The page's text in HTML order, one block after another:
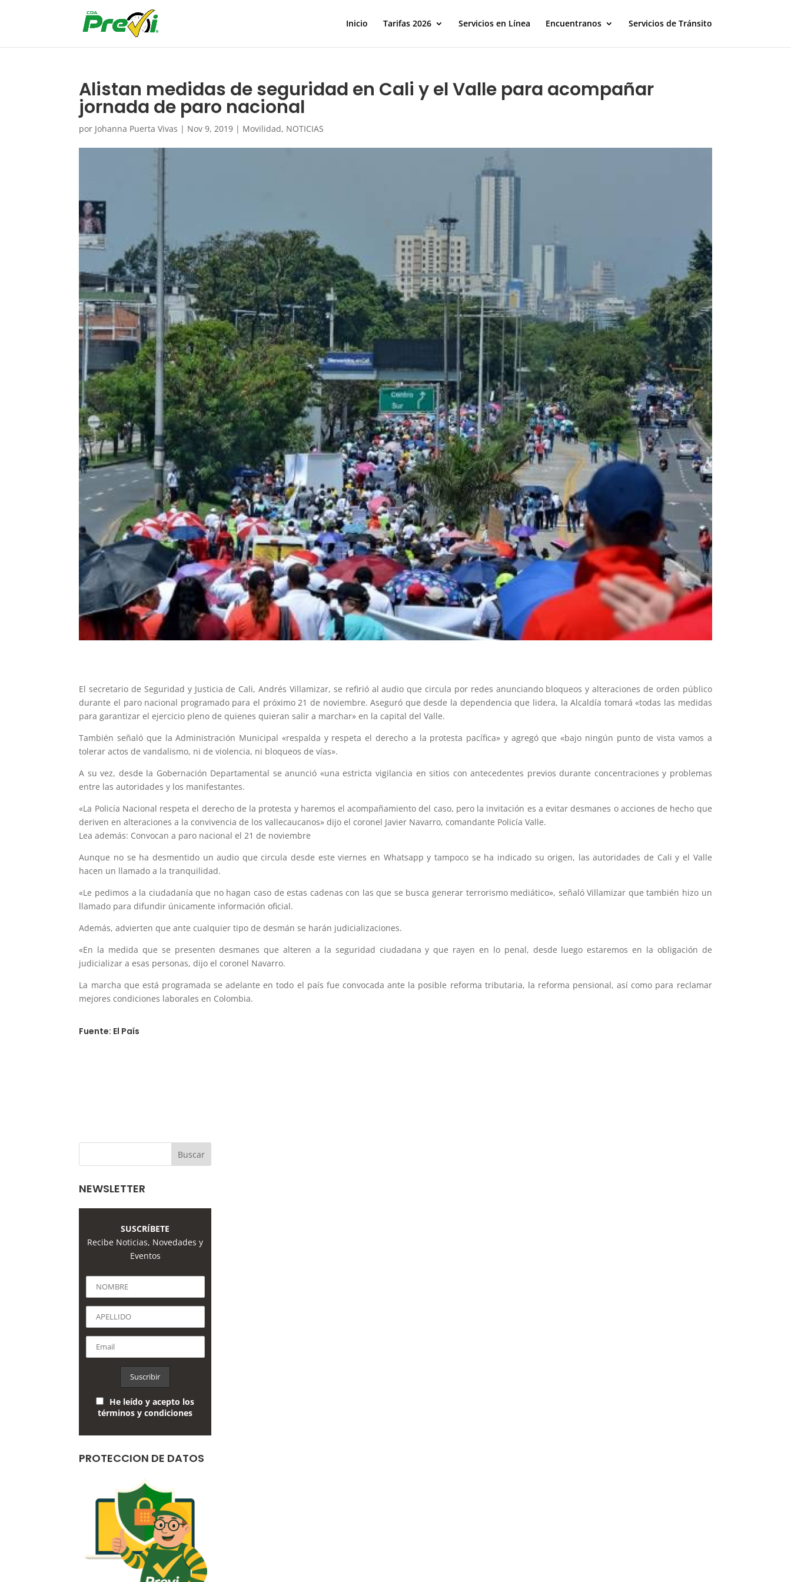
Inicio Tarifas 2026 Servicios en Línea Encuentranos Servicios de Tránsito
Alistan medidas de seguridad en Cali y el Valle para acompañar
jornada de paro nacional
por Johanna Puerta Vivas | Nov 9, 2019 | Movilidad, NOTICIAS
El secretario de Seguridad y Justicia de Cali, Andrés Villamizar, se refirió al audio que circula por redes anunciando bloqueos y alteraciones de orden público
durante el paro nacional programado para el próximo 21 de noviembre. Aseguró que desde la dependencia que lidera, la Alcaldía tomará «todas las medidas
para garantizar el ejercicio pleno de quienes quieran salir a marchar» en la capital del Valle.
También señaló que la Administración Municipal «respalda y respeta el derecho a la protesta pacífica» y agregó que «bajo ningún punto de vista vamos a
tolerar actos de vandalismo, ni de violencia, ni bloqueos de vías».
A su vez, desde la Gobernación Departamental se anunció «una estricta vigilancia en sitios con antecedentes previos durante concentraciones y problemas
entre las autoridades y los manifestantes.
«La Policía Nacional respeta el derecho de la protesta y haremos el acompañamiento del caso, pero la invitación es a evitar desmanes o acciones de hecho que
deriven en alteraciones a la convivencia de los vallecaucanos» dijo el coronel Javier Navarro, comandante Policía Valle.
Lea además: Convocan a paro nacional el 21 de noviembre
Aunque no se ha desmentido un audio que circula desde este viernes en Whatsapp y tampoco se ha indicado su origen, las autoridades de Cali y el Valle
hacen un llamado a la tranquilidad.
«Le pedimos a la ciudadanía que no hagan caso de estas cadenas con las que se busca generar terrorismo mediático», señaló Villamizar que también hizo un
llamado para difundir únicamente información oficial.
Además, advierten que ante cualquier tipo de desmán se harán judicializaciones.
«En la medida que se presenten desmanes que alteren a la seguridad ciudadana y que rayen en lo penal, desde luego estaremos en la obligación de
judicializar a esas personas, dijo el coronel Navarro.
La marcha que está programada se adelante en todo el país fue convocada ante la posible reforma tributaria, la reforma pensional, así como para reclamar
mejores condiciones laborales en Colombia.
Fuente: El País
NEWSLETTER
SUSCRÍBETE
Recibe Noticias, Novedades y
Eventos
He leído y acepto los
términos y condiciones
PROTECCION DE DATOS